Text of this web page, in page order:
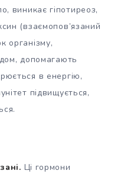
виникає гіпотиреоз,
(взаємопов’язаний
організму,
допомагають
в енергію,
підвищується,
Ці гормони